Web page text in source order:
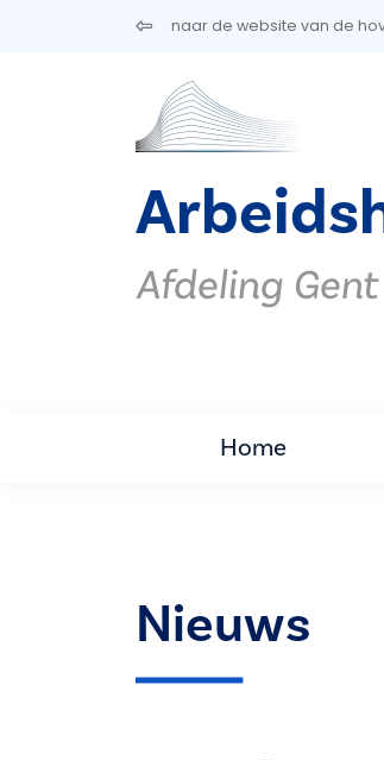
Overslaan en naar de inhoud gaan
naar de website van de
Afdeling Gent
Home
Nieuws